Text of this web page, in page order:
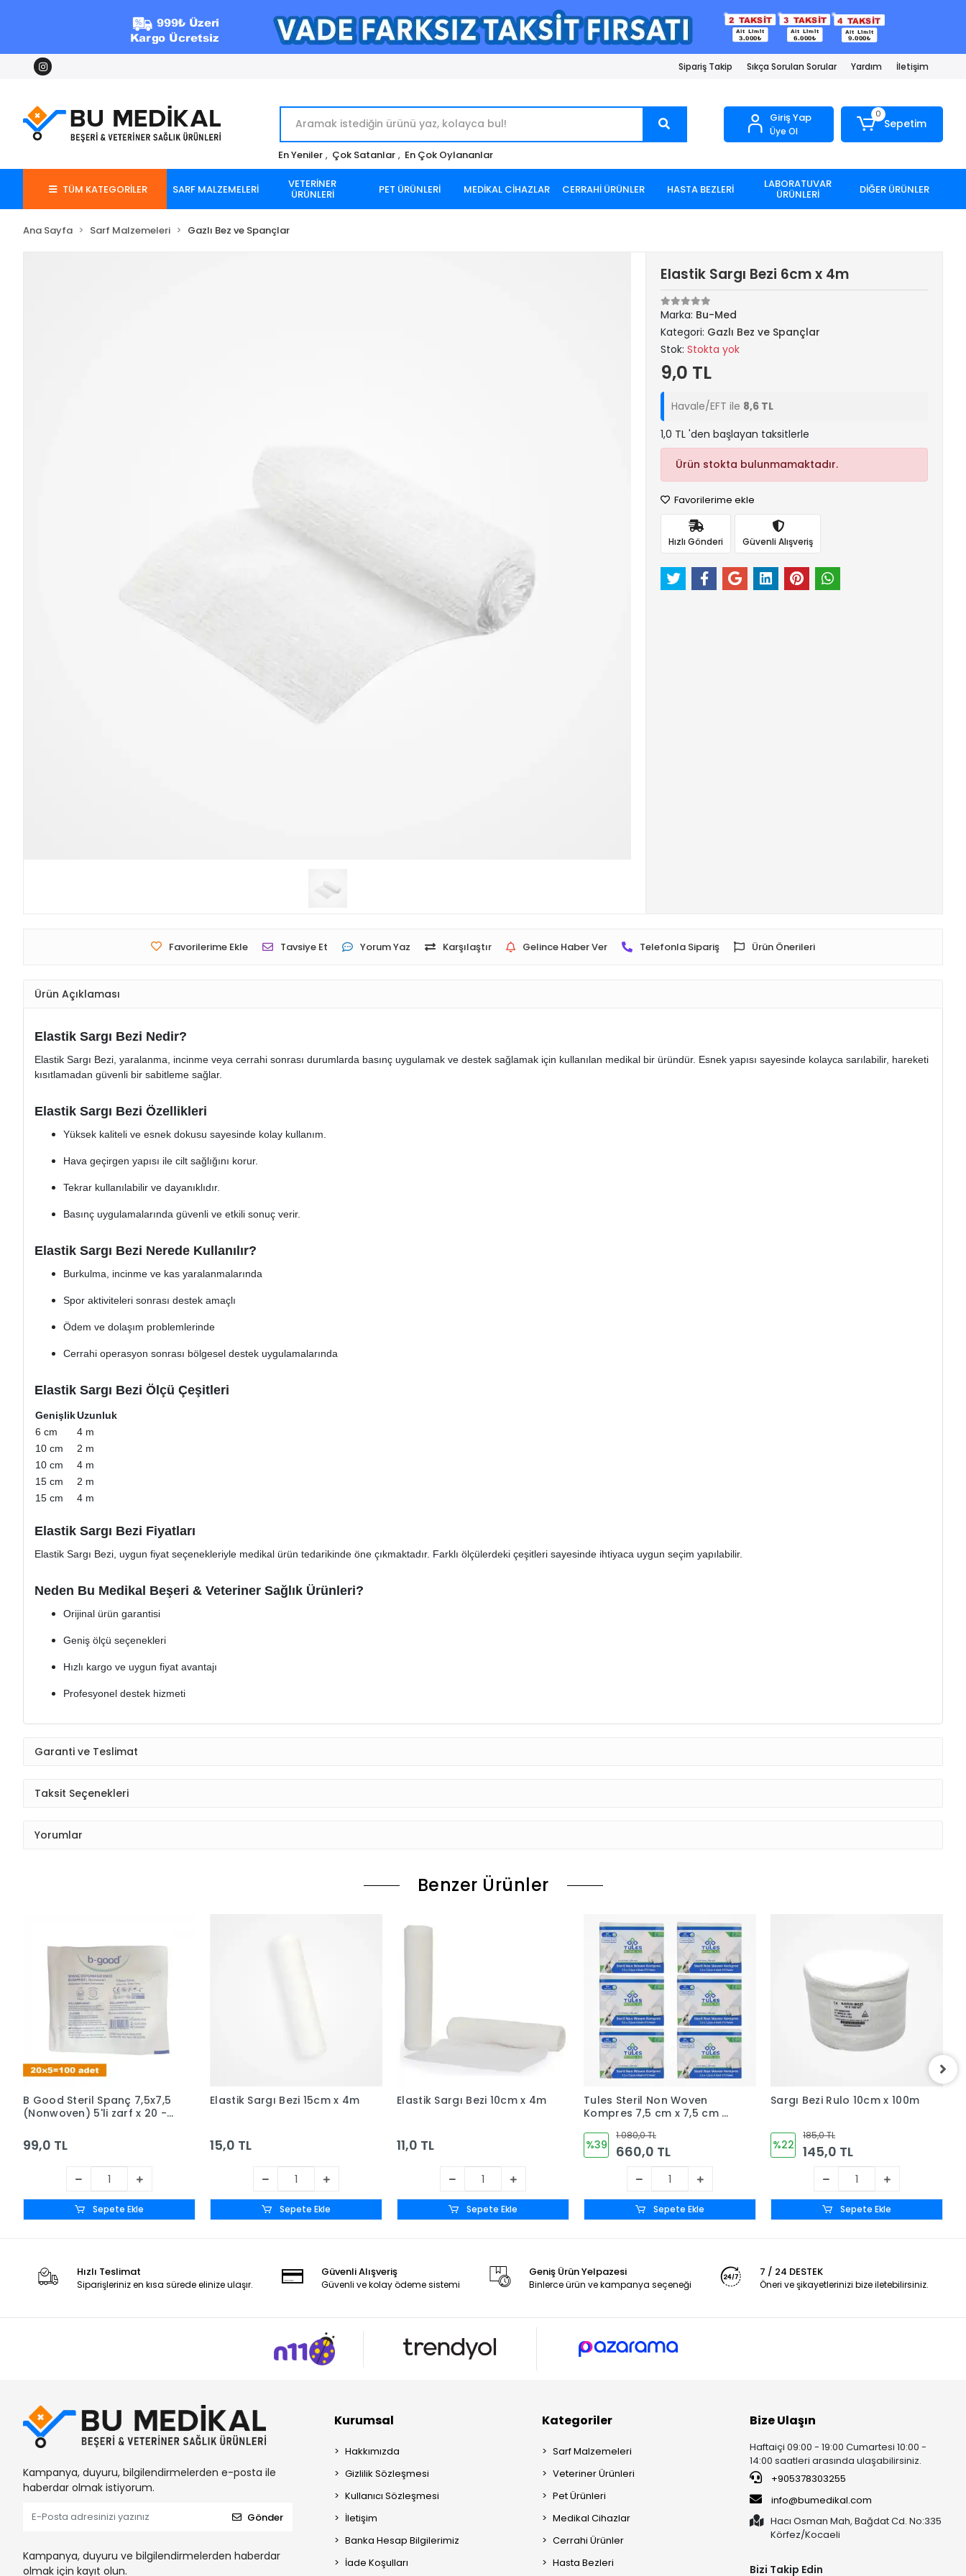
Sipariş Takip Sıkça Sorulan Sorular Yardım İletişim
En Yeniler , Çok Satanlar , En Çok Oylananlar
Giriş Yap
Üye Ol
0
Sepetim
TÜM KATEGORİLER SARF MALZEMELERİ VETERİNER
ÜRÜNLERİ PET ÜRÜNLERİ MEDİKAL CİHAZLAR CERRAHİ ÜRÜNLER HASTA BEZLERİ LABORATUVAR
ÜRÜNLERİ DİĞER ÜRÜNLER
Ana Sayfa Sarf Malzemeleri Gazlı Bez ve Spançlar
Elastik Sargı Bezi 6cm x 4m
Marka: Bu-Med
Kategori: Gazlı Bez ve Spançlar
Stok:Stokta yok
9,0 TL
Havale/EFT ile 8,6 TL
1,0 TL 'den başlayan taksitlerle
Ürün stokta bulunmamaktadır.
Favorilerime ekle
Hızlı Gönderi Güvenli Alışveriş
Favorilerime Ekle Tavsiye Et Yorum Yaz Karşılaştır Gelince Haber Ver Telefonla Sipariş Ürün Önerileri
Ürün Açıklaması
Elastik Sargı Bezi Nedir?
Elastik Sargı Bezi, yaralanma, incinme veya cerrahi sonrası durumlarda basınç uygulamak ve destek sağlamak için kullanılan medikal bir üründür. Esnek yapısı sayesinde kolayca sarılabilir, hareketi
kısıtlamadan güvenli bir sabitleme sağlar.
Elastik Sargı Bezi Özellikleri
Yüksek kaliteli ve esnek dokusu sayesinde kolay kullanım.
Hava geçirgen yapısı ile cilt sağlığını korur.
Tekrar kullanılabilir ve dayanıklıdır.
Basınç uygulamalarında güvenli ve etkili sonuç verir.
Elastik Sargı Bezi Nerede Kullanılır?
Burkulma, incinme ve kas yaralanmalarında
Spor aktiviteleri sonrası destek amaçlı
Ödem ve dolaşım problemlerinde
Cerrahi operasyon sonrası bölgesel destek uygulamalarında
Elastik Sargı Bezi Ölçü Çeşitleri
GenişlikUzunluk
6 cm
4 m
10 cm
2 m
10 cm
4 m
15 cm
2 m
15 cm
4 m
Elastik Sargı Bezi Fiyatları
Elastik Sargı Bezi, uygun fiyat seçenekleriyle medikal ürün tedarikinde öne çıkmaktadır. Farklı ölçülerdeki çeşitleri sayesinde ihtiyaca uygun seçim yapılabilir.
Neden Bu Medikal Beşeri & Veteriner Sağlık Ürünleri?
Orijinal ürün garantisi
Geniş ölçü seçenekleri
Hızlı kargo ve uygun fiyat avantajı
Profesyonel destek hizmeti
Garanti ve Teslimat
Taksit Seçenekleri
Yorumlar
Benzer Ürünler
B Good Steril Spanç 7,5x7,5
(Nonwoven) 5'li zarf x 20 -
99,0 TL
Sepete Ekle
Elastik Sargı Bezi 15cm x 4m
15,0 TL
Sepete Ekle
Elastik Sargı Bezi 10cm x 4m
11,0 TL
Sepete Ekle
Tules Steril Non Woven
Kompres 7,5 cm x 7,5 cm 4
6 Kutu
%39
1.080,0 TL
660,0 TL
Sepete Ekle
Sargı Bezi Rulo 10cm x 100m
%22
185,0 TL
145,0 TL
Sepete Ekle
Hızlı Teslimat
Siparişleriniz en kısa sürede elinize ulaşır.
Güvenli Alışveriş
Güvenli ve kolay ödeme sistemi
Geniş Ürün Yelpazesi
Binlerce ürün ve kampanya seçeneği
7 / 24 DESTEK
Öneri ve şikayetlerinizi bize iletebilirsiniz.
Kampanya, duyuru, bilgilendirmelerden e-posta ile
haberdar olmak istiyorum.
Gönder
Kampanya, duyuru ve bilgilendirmelerden haberdar
olmak için kayıt olun.
Kurumsal
Hakkımızda
Gizlilik Sözleşmesi
Kullanıcı Sözleşmesi
İletişim
Banka Hesap Bilgilerimiz
İade Koşulları
Kategoriler
Sarf Malzemeleri
Veteriner Ürünleri
Pet Ürünleri
Medikal Cihazlar
Cerrahi Ürünler
Hasta Bezleri
Bize Ulaşın
Haftaiçi 09:00 - 19:00 Cumartesi 10:00 -
14:00 saatleri arasında ulaşabilirsiniz.
+905378303255
info@bumedikal.com
Hacı Osman Mah, Bağdat Cd. No:335
Körfez/Kocaeli
Bizi Takip Edin